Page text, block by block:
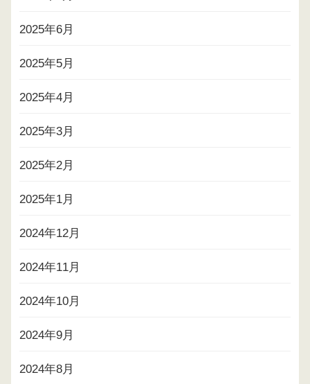
2025年6月
2025年5月
2025年4月
2025年3月
2025年2月
2025年1月
2024年12月
2024年11月
2024年10月
2024年9月
2024年8月